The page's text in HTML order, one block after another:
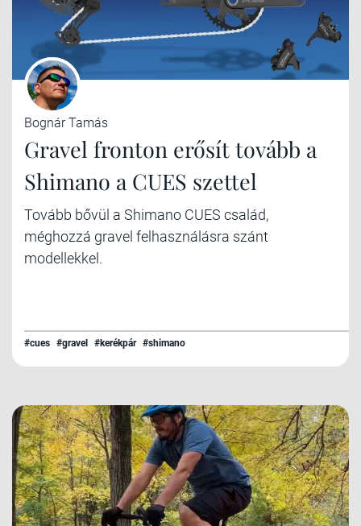
Bognár Tamás
Gravel fronton erősít tovább a
Shimano a CUES szettel
Tovább bővül a Shimano CUES család,
méghozzá gravel felhasználásra szánt
modellekkel.
#cues #gravel #kerékpár #shimano